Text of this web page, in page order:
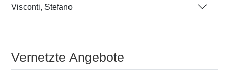
Visconti, Stefano
Vernetzte Angebote